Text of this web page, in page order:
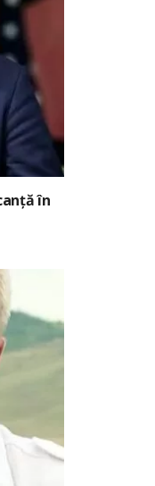
în